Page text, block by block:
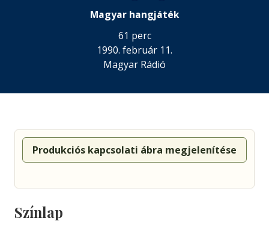
Magyar hangjáték
61 perc
1990. február 11.
Magyar Rádió
Produkciós kapcsolati ábra megjelenítése
Színlap